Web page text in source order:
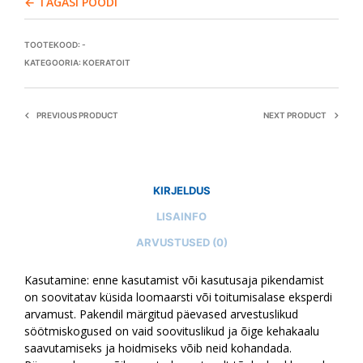
TOOTEKOOD: -
KATEGOORIA: KOERATOIT
PREVIOUS PRODUCT NEXT PRODUCT
KIRJELDUS
LISAINFO
ARVUSTUSED (0)
Kasutamine: enne kasutamist või kasutusaja pikendamist
on soovitatav küsida loomaarsti või toitumisalase eksperdi
arvamust. Pakendil märgitud päevased arvestuslikud
söötmiskogused on vaid soovituslikud ja õige kehakaalu
saavutamiseks ja hoidmiseks võib neid kohandada.